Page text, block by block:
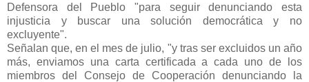
Defensora del Pueblo "para seguir denunciando esta
injusticia y buscar una solución democrática y no
excluyente".
Señalan que, en el mes de julio, "y tras ser excluidos un año
más, enviamos una carta certificada a cada uno de los
miembros del Consejo de Cooperación denunciando la